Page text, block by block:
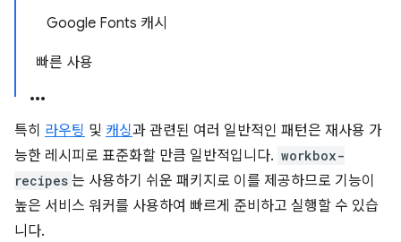
Google Fonts 캐시
빠른 사용
특히 라우팅 및 캐싱과 관련된 여러 일반적인 패턴은 재사용 가
능한 레시피로 표준화할 만큼 일반적입니다. workbox-
recipes 는 사용하기 쉬운 패키지로 이를 제공하므로 기능이
높은 서비스 워커를 사용하여 빠르게 준비하고 실행할 수 있습
니다.